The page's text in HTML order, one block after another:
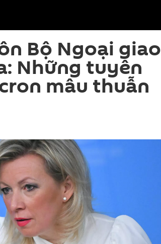
Bộ Ngoại giao
Những tuyên
mâu thuẫn